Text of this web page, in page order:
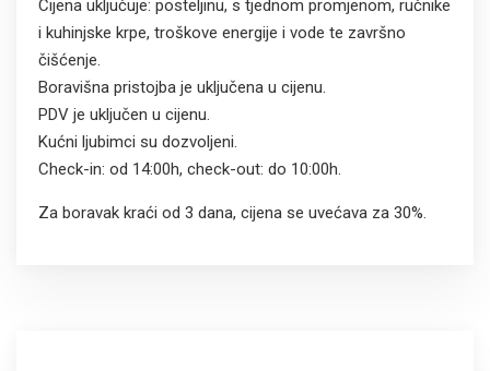
Cijena uključuje: posteljinu, s tjednom promjenom, ručnike
i kuhinjske krpe, troškove energije i vode te završno
čišćenje.
Boravišna pristojba je uključena u cijenu.
PDV je uključen u cijenu.
Kućni ljubimci su dozvoljeni.
Check-in: od 14:00h, check-out: do 10:00h.
Za boravak kraći od 3 dana, cijena se uvećava za 30%.